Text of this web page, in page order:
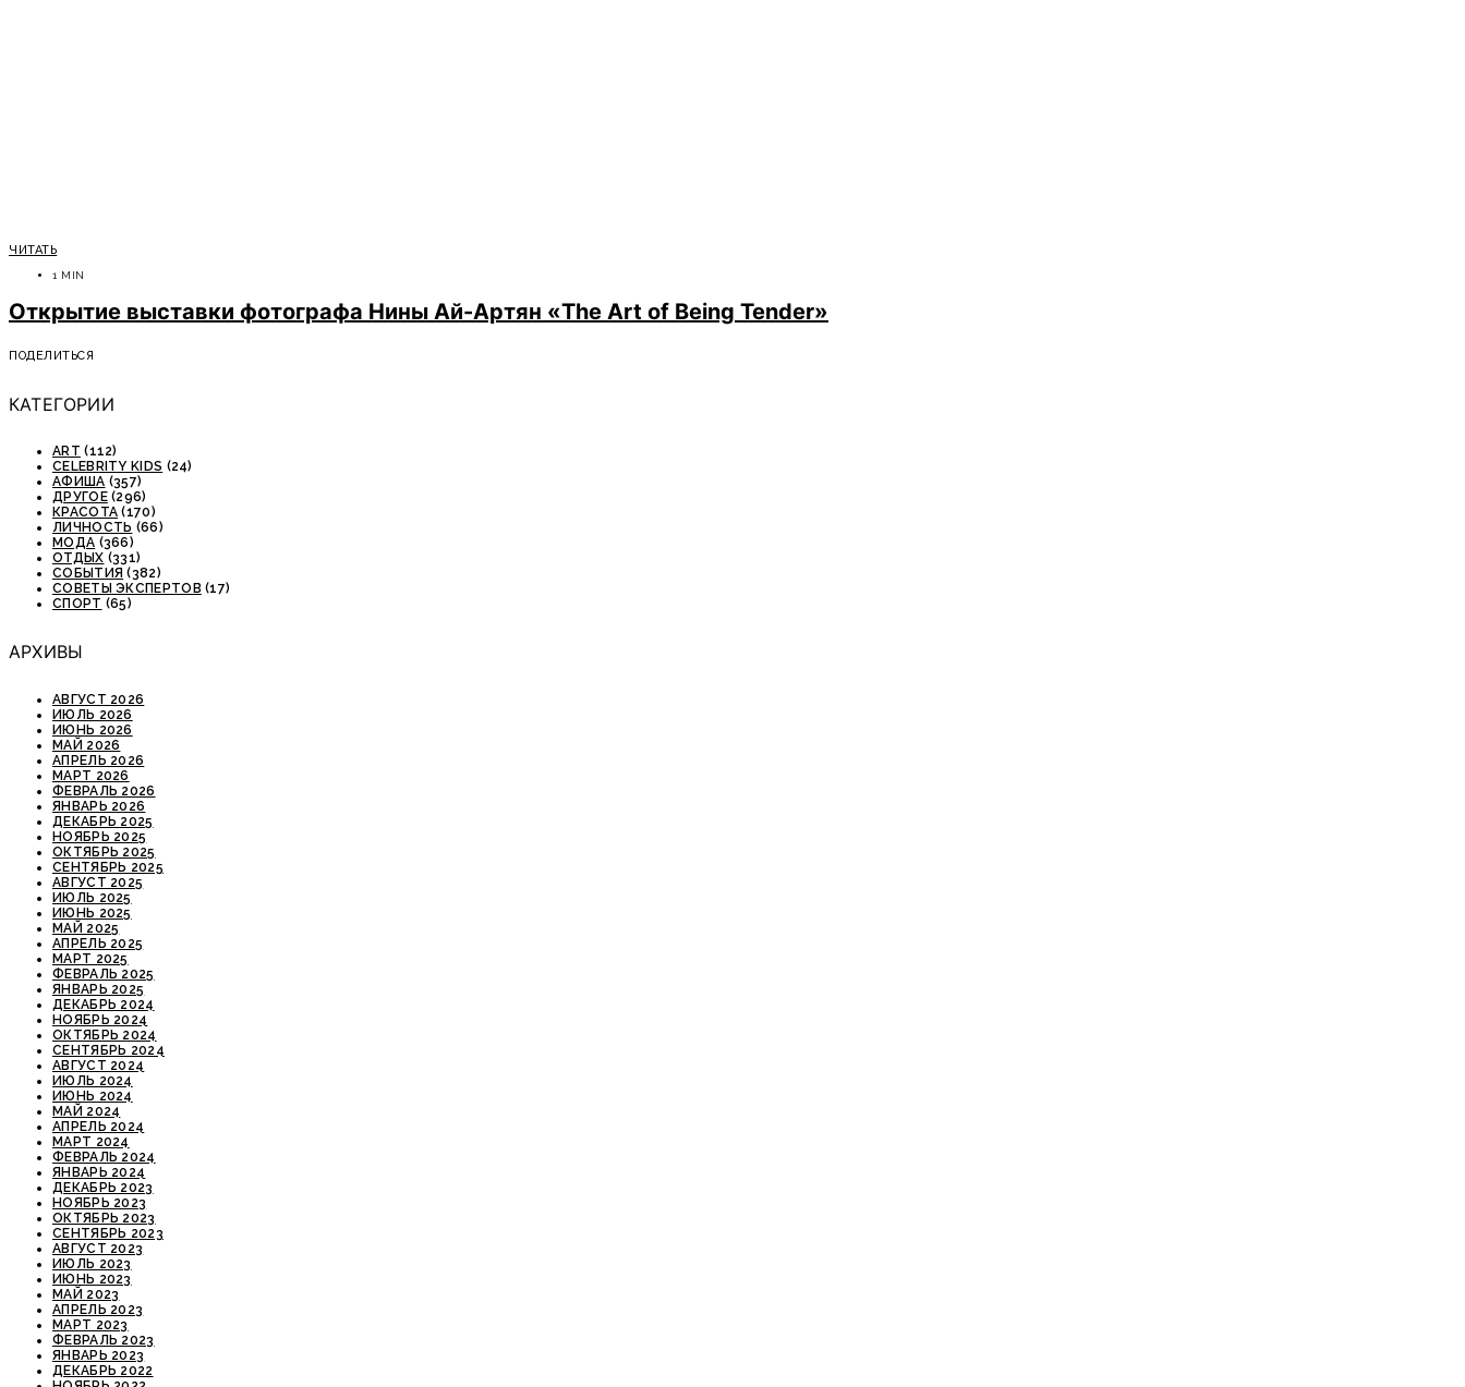
ЧИТАТЬ
1 MIN
Открытие выставки фотографа Нины Ай-Артян «The Art of Being Tender»
ПОДЕЛИТЬСЯ
КАТЕГОРИИ
ART (112)
CELEBRITY KIDS (24)
АФИША (357)
ДРУГОЕ(296)
КРАСОТА (170)
ЛИЧНОСТЬ (66)
МОДА (366)
ОТДЫХ (331)
СОБЫТИЯ (382)
СОВЕТЫ ЭКСПЕРТОВ (17)
СПОРТ (65)
АРХИВЫ
АВГУСТ 2026
ИЮЛЬ 2026
ИЮНЬ 2026
МАЙ 2026
АПРЕЛЬ 2026
МАРТ 2026
ФЕВРАЛЬ 2026
ЯНВАРЬ 2026
ДЕКАБРЬ 2025
НОЯБРЬ 2025
ОКТЯБРЬ 2025
СЕНТЯБРЬ 2025
АВГУСТ 2025
ИЮЛЬ 2025
ИЮНЬ 2025
МАЙ 2025
АПРЕЛЬ 2025
МАРТ 2025
ФЕВРАЛЬ 2025
ЯНВАРЬ 2025
ДЕКАБРЬ 2024
НОЯБРЬ 2024
ОКТЯБРЬ 2024
СЕНТЯБРЬ 2024
АВГУСТ 2024
ИЮЛЬ 2024
ИЮНЬ 2024
МАЙ 2024
АПРЕЛЬ 2024
МАРТ 2024
ФЕВРАЛЬ 2024
ЯНВАРЬ 2024
ДЕКАБРЬ 2023
НОЯБРЬ 2023
ОКТЯБРЬ 2023
СЕНТЯБРЬ 2023
АВГУСТ 2023
ИЮЛЬ 2023
ИЮНЬ 2023
МАЙ 2023
АПРЕЛЬ 2023
МАРТ 2023
ФЕВРАЛЬ 2023
ЯНВАРЬ 2023
ДЕКАБРЬ 2022